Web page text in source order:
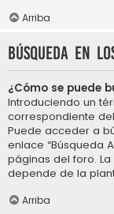
Arriba
Búsqueda en
¿Cómo se puede
Introduciendo un
correspondiente
Puede acceder a
enlace “Búsqueda
páginas del foro.
depende de la
Arriba